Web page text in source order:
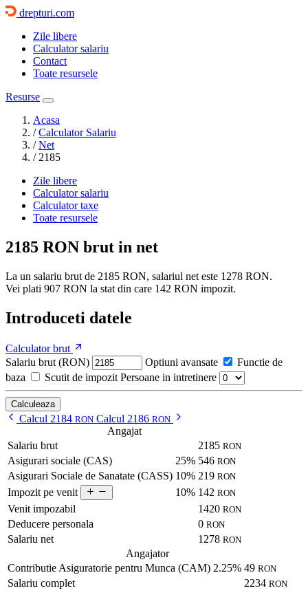
drepturi.com
Zile libere
Calculator salariu
Contact
Toate resursele
Resurse
Acasa
/ Calculator Salariu
/ Net
/ 2185
Zile libere
Calculator salariu
Calculator taxe
Toate resursele
2185 RON brut in net
La un salariu brut de 2185 RON, salariul net este 1278 RON.
Vei plati 907 RON la stat din care 142 RON impozit.
Introduceti datele
Calculator brut
Salariu brut (RON)
Optiuni avansate
Functie de
baza
Scutit de impozit Persoane in intretinere
Calculeaza
Calcul 2184 RON Calcul 2186 RON
Angajat
Salariu brut
2185 RON
Asigurari sociale (CAS) 25% 546 RON
Asigurari Sociale de Sanatate (CASS) 10% 219 RON
Impozit pe venit 10% 142 RON
Venit impozabil 1420 RON
Deducere personala 0 RON
Salariu net 1278 RON
Angajator
Contributie Asiguratorie pentru Munca (CAM) 2.25% 49 RON
Salariu complet 2234 RON